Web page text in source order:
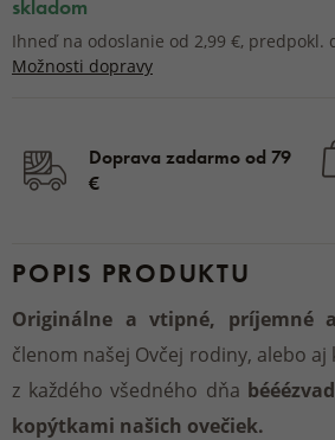
skladom
Ihneď na odoslanie od 2,99 €, predpokl.
Možnosti dopravy
Doprava zadarmo od 79
€
POPIS PRODUKTU
Originálne a vtipné, príjemné
členom našej Ovčej rodiny, alebo
z každého všedného dňa
kopýtkami našich ovečiek.